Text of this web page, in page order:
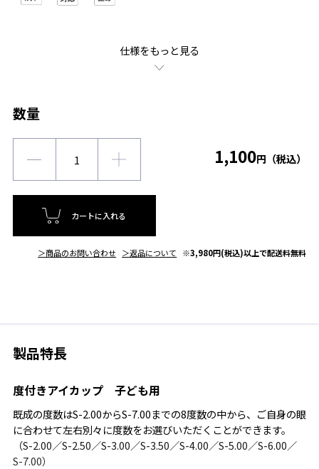
仕様をもっと見る
数量
1,100円（税込）
カートに入れる
＞商品のお問い合わせ ＞返品について ※3,980円(税込)以上で配送料無料
製品特長
度付きアイカップ 子ども用
既成の度数はS-2.00からS-7.00までの8度数の中から、ご自身の眼
に合わせて左右別々に度数をお選びいただくことができます。
（S-2.00／S-2.50／S-3.00／S-3.50／S-4.00／S-5.00／S-6.00／
S-7.00）